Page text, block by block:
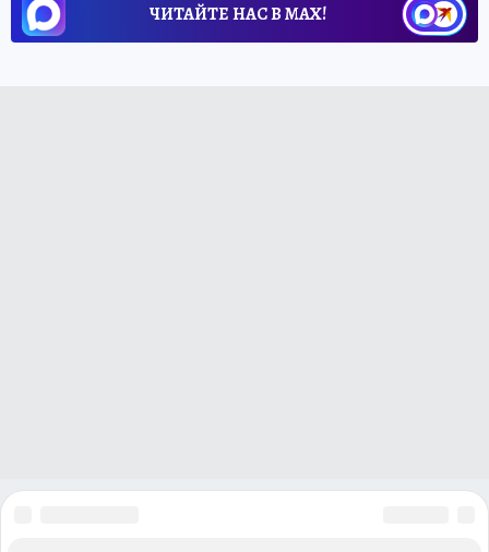
ЧИТАЙТЕ НАС В МАХ!